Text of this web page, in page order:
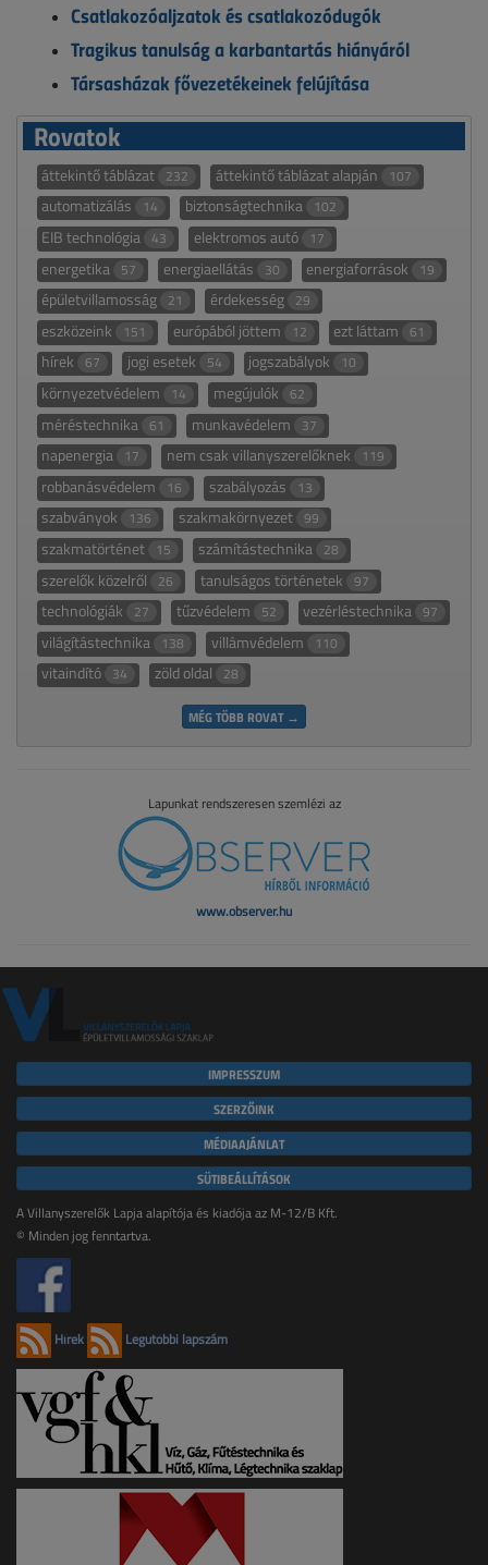
Csatlakozóaljzatok és csatlakozódugók
Tragikus tanulság a karbantartás hiányáról
Társasházak fővezetékeinek felújítása
Rovatok
áttekintő táblázat 232 áttekintő táblázat alapján 107
automatizálás 14 biztonságtechnika 102
EIB technológia 43 elektromos autó 17
energetika 57 energiaellátás 30 energiaforrások 19
épületvillamosság 21 érdekesség 29
eszközeink 151 európából jöttem 12 ezt láttam 61
hírek 67 jogi esetek 54 jogszabályok 10
környezetvédelem 14 megújulók 62
méréstechnika 61 munkavédelem 37
napenergia 17 nem csak villanyszerelőknek 119
robbanásvédelem 16 szabályozás 13
szabványok 136 szakmakörnyezet 99
szakmatörténet 15 számítástechnika 28
szerelők közelről 26 tanulságos történetek 97
technológiák 27 tűzvédelem 52 vezérléstechnika 97
világítástechnika 138 villámvédelem 110
vitaindító 34 zöld oldal 28
MÉG TÖBB ROVAT →
Lapunkat rendszeresen szemlézi az
www.observer.hu
IMPRESSZUM
SZERZŐINK
MÉDIAAJÁNLAT
SÜTIBEÁLLÍTÁSOK
A Villanyszerelők Lapja alapítója és kiadója az M-12/B Kft.
© Minden jog fenntartva.
Hírek Legutóbbi lapszám